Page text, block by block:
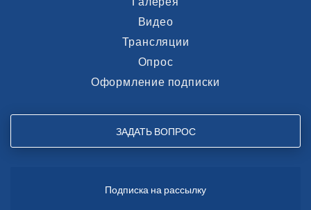
Видео
Трансляции
Опрос
Оформление подписки
ЗАДАТЬ ВОПРОС
Подписка на рассылку